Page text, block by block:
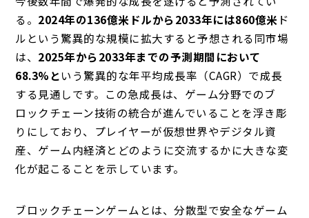
る。 2024年の136億米ドルから2033年には860億米 ド
ルという驚異的な規模に拡大すると予想される同市場
は、 2025年から2033年までの予測期間において
68.3%という驚異的な年平均成長率（CAGR）で成長
する見通しです。この急成長は、ゲーム分野でのブ
ロックチェーン技術の統合が進んでいることを浮き彫
りにしており、プレイヤーが仮想世界やデジタル資
産、ゲーム内経済とどのように交流するかに大きな変
化が起こることを示しています。
ブロックチェーンゲームとは、分散型で安全なゲーム